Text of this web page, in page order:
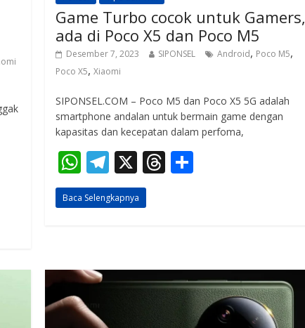
Game Turbo cocok untuk Gamers,
ada di Poco X5 dan Poco M5
Desember 7, 2023 SIPONSEL Android, Poco M5,
Poco X5,Xiaomi
SIPONSEL.COM – Poco M5 dan Poco X5 5G adalah
smartphone andalan untuk bermain game dengan
kapasitas dan kecepatan dalam perfoma,
W
h
at
p
p
T
el
e
m
X T
s
Baca Selengkapnya